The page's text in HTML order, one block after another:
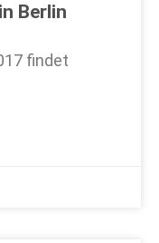
Berlin
findet